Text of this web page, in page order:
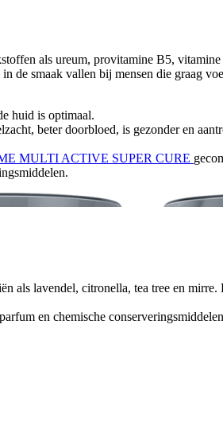
als ureum, provitamine B5,
smaak vallen bij mensen die graag
huid is optimaal.
beter doorbloed, is gezonder en
MULTI ACTIVE SUPER CURE
als lavendel, citronella, tea tree en
en chemische